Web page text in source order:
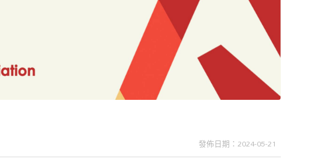
發佈日期：2024-05-21